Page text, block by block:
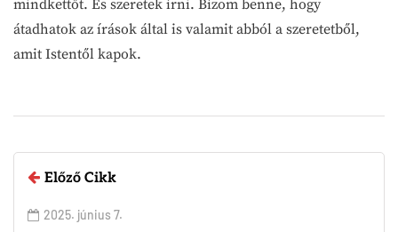
mindkettőt. És szeretek írni. Bízom benne, hogy
átadhatok az írások által is valamit abból a szeretetből,
amit Istentől kapok.
Előző Cikk
2025. június 7.